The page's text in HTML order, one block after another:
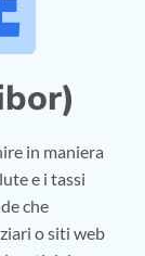
in maniera
e i tassi
che
o siti web